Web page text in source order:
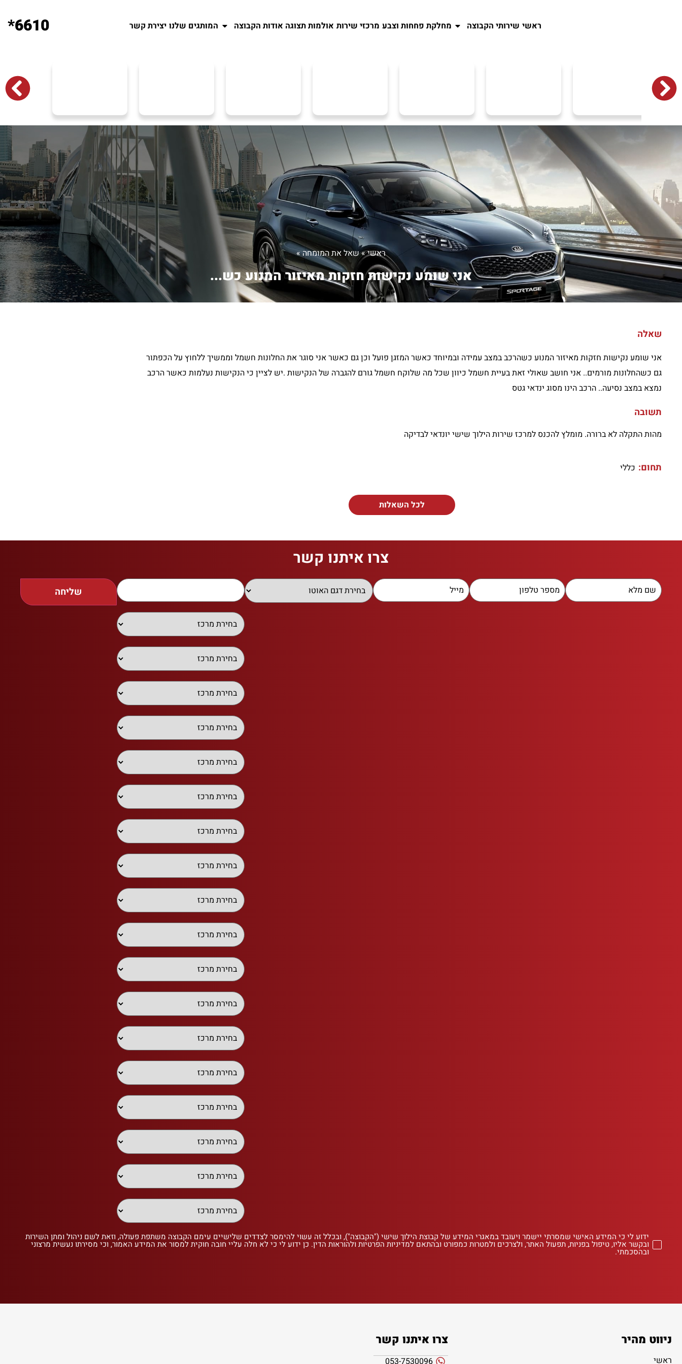
ראשי שירותי הקבוצה מחלקת פחחות וצבע מרכזי שירות אולמות תצוגה אודות הקבוצה המותגים שלנו יצירת קשר 6610*
ראשי»שאל את המומחה»
אני שומע נקישות חזקות מאיזור המנוע כש...
שאלה
אני שומע נקישות חזקות מאיזור המנוע כשהרכב במצב עמידה ובמיוחד כאשר המזגן פועל וכן גם כאשר אני סוגר את החלונות חשמל וממשיך ללחוץ על הכפתור
גם כשהחלונות מורמים.. אני חושב שאולי זאת בעיית חשמל כיוון שכל מה שלוקח חשמל גורם להגברה של הנקישות .יש לציין כי הנקישות נעלמות כאשר הרכב
נמצא במצב נסיעה.. הרכב הינו מסוג ינדאי גטס
תשובה
מהות התקלה לא ברורה. מומלץ להכנס למרכז שירות הילוך שישי יונדאי לבדיקה
תחום: כללי
לכל השאלות
צרו איתנו קשר
שליחה
ידוע לי כי המידע האישי שמסרתי יישמר ויעובד במאגרי המידע של קבוצת הילוך שישי ("הקבוצה"), ובכלל זה עשוי להימסר לצדדים שלישיים עימם הקבוצה משתפת פעולה, וזאת לשם ניהול ומתן השירות
ובקשר אליו, טיפול בפניות, תפעול האתר, ולצרכים ולמטרות כמפורט ובהתאם למדיניות הפרטיות ולהוראות הדין. כן ידוע לי כי לא חלה עליי חובה חוקית למסור את המידע האמור, וכי מסירתו נעשית מרצוני
ובהסכמתי.
ניווט מהיר
ראשי
צרו איתנו קשר
053-7530096